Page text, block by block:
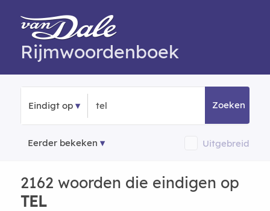
Rijmwoordenboek
Eindigt op Zoeken
Eerder bekeken Uitgebreid
2162 woorden die eindigen op
TEL